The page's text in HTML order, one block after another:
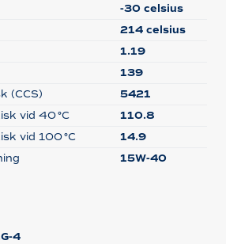
-30 celsius
214 celsius
1.19
139
(CCS)
5421
vid 40 °C
110.8
vid 100 °C
14.9
15W-40
4